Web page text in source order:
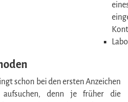
schon bei den ersten Anzeichen
denn je früher die